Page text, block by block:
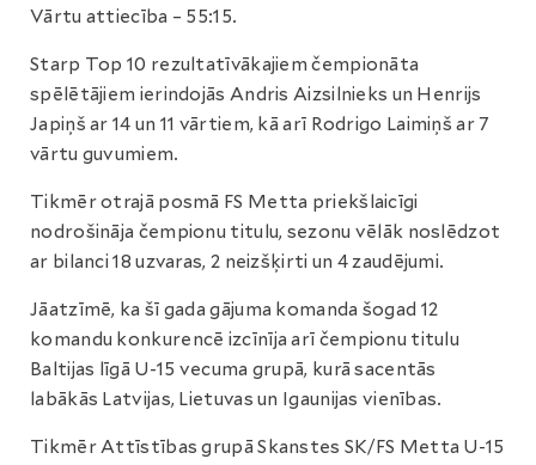
Vārtu attiecība – 55:15.
Starp Top 10 rezultatīvākajiem čempionāta
spēlētājiem ierindojās Andris Aizsilnieks un Henrijs
Japiņš ar 14 un 11 vārtiem, kā arī Rodrigo Laimiņš ar 7
vārtu guvumiem.
Tikmēr otrajā posmā FS Metta priekšlaicīgi
nodrošināja čempionu titulu, sezonu vēlāk noslēdzot
ar bilanci 18 uzvaras, 2 neizšķirti un 4 zaudējumi.
Jāatzīmē, ka šī gada gājuma komanda šogad 12
komandu konkurencē izcīnīja arī čempionu titulu
Baltijas līgā U-15 vecuma grupā, kurā sacentās
labākās Latvijas, Lietuvas un Igaunijas vienības.
Tikmēr Attīstības grupā Skanstes SK/FS Metta U-15